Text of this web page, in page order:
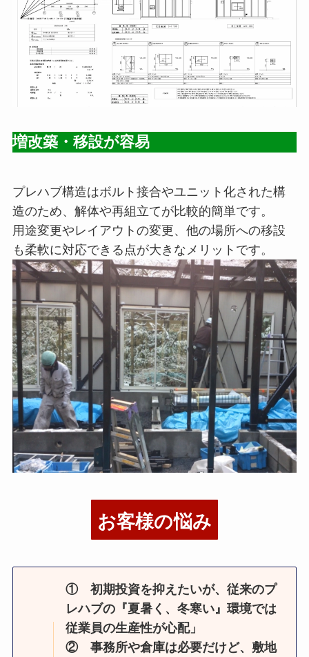
増改築・移設が容易
プレハブ構造はボルト接合やユニット化された構
造のため、解体や再組立てが比較的簡単です。
用途変更やレイアウトの変更、他の場所への移設
も柔軟に対応できる点が大きなメリットです。
お客様の悩み
①初期投資を抑えたいが、従来のプ
レハブの『夏暑く、冬寒い』環境では
従業員の生産性が心配」
② 事務所や倉庫は必要だけど、敷地